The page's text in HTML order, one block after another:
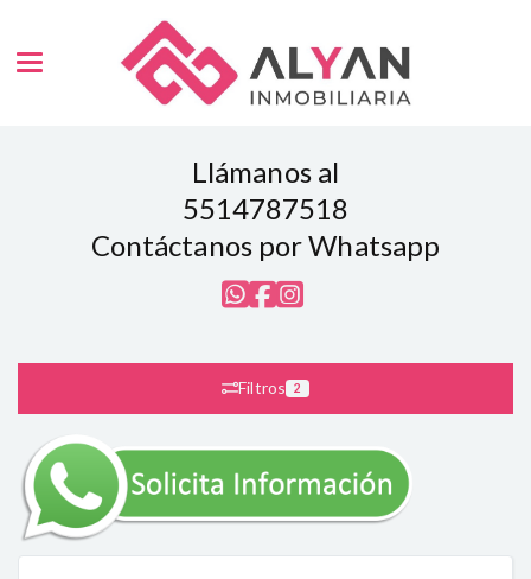
Toggle navigation
Llámanos al
5514787518
Contáctanos por Whatsapp
Filtros 2